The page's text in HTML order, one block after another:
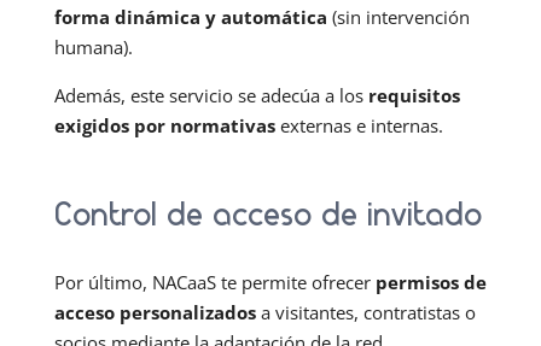
forma dinámica y automática (sin intervención
humana).
Además, este servicio se adecúa a losrequisitos
exigidos por normativasexternas e internas.
Control de acceso de invitado
Por último, NACaaS te permite ofrecerpermisos de
acceso personalizadosa visitantes, contratistas o